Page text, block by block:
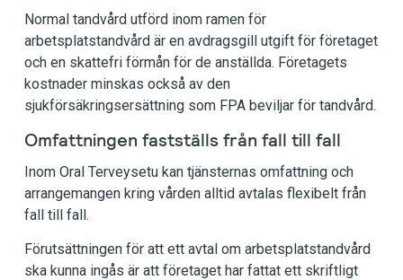
Normal tandvård utförd inom ramen för
arbetsplatstandvård är en avdragsgill utgift för företaget
och en skattefri förmån för de anställda. Företagets
kostnader minskas också av den
sjukförsäkringsersättning som FPA beviljar för tandvård.
Omfattningen fastställs från fall till fall
Inom Oral Terveysetu kan tjänsternas omfattning och
arrangemangen kring vården alltid avtalas flexibelt från
fall till fall.
Förutsättningen för att ett avtal om arbetsplatstandvård
ska kunna ingås är att företaget har fattat ett skriftligt